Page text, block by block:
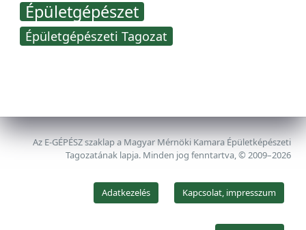
Épületgépészet
Épületgépészeti Tagozat
Az E-GÉPÉSZ szaklap a Magyar Mérnöki Kamara Épületképészeti
Tagozatának lapja. Minden jog fenntartva, © 2009–2026
Adatkezelés Kapcsolat, impresszum